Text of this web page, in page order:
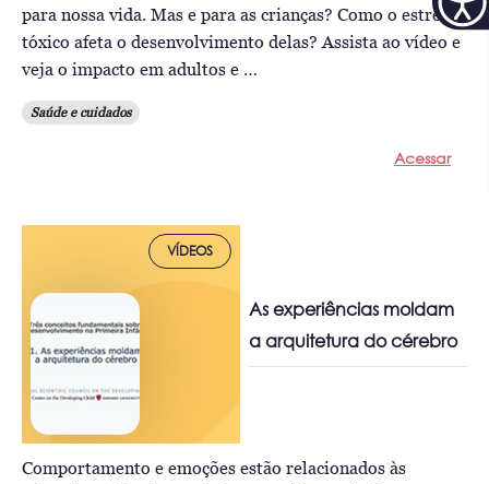
para nossa vida. Mas e para as crianças? Como o estresse
tóxico afeta o desenvolvimento delas? Assista ao vídeo e
veja o impacto em adultos e …
Saúde e cuidados
Acessar
VÍDEOS
As experiências moldam
a arquitetura do cérebro
Comportamento e emoções estão relacionados às